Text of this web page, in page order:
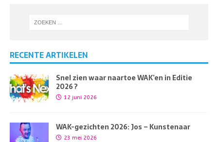
RECENTE ARTIKELEN
Snel zien waar naartoe WAK’en in Editie
2026 ?
12 juni 2026
WAK-gezichten 2026: Jos – Kunstenaar
23 mei 2026